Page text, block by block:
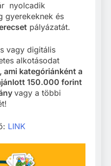
nyolcadik
gyerekeknek és
pályázatát.
vagy digitális
alkotásodat
ami kategóriánként a
150.000 forint
vagy a többi
LINK